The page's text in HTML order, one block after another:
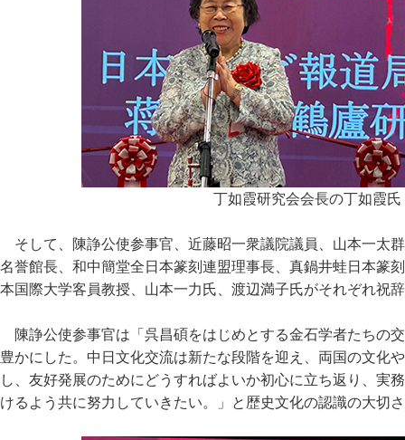
丁如霞研究会会長の丁如霞氏
そして、陳諍公使参事官、近藤昭一衆議院議員、山本一太
名誉館長、和中簡堂全日本篆刻連盟理事長、真鍋井蛙日本篆
本国際大学客員教授、山本一力氏、渡辺満子氏がそれぞれ祝
陳諍公使参事官は「呉昌碩をはじめとする金石学者たちの
豊かにした。中日文化交流は新たな段階を迎え、両国の文化
し、友好発展のためにどうすればよいか初心に立ち返り、実
けるよう共に努力していきたい。」と歴史文化の認識の大切